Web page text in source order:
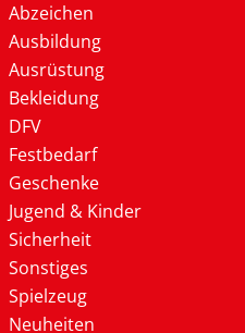
Abzeichen
Ausbildung
Ausrüstung
Bekleidung
DFV
Festbedarf
Geschenke
Jugend & Kinder
Sicherheit
Sonstiges
Spielzeug
Neuheiten